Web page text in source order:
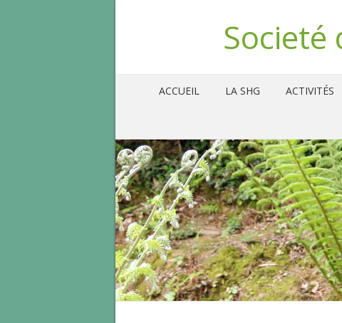
ACCUEIL LA SHG ACTIVITÉS